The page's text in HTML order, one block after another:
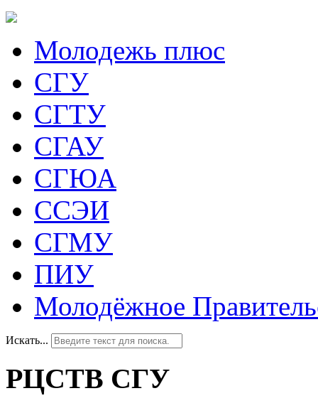
Молодежь плюс
СГУ
СГТУ
СГАУ
СГЮА
ССЭИ
СГМУ
ПИУ
Молодёжное
Искать...
РЦСТВ СГУ